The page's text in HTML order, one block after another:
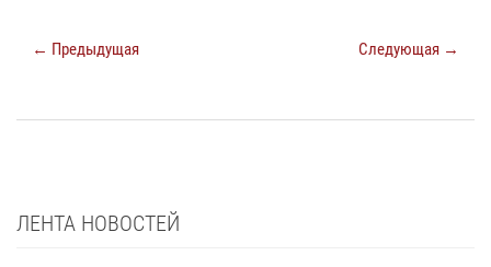
← Предыдущая Следующая →
ЛЕНТА НОВОСТЕЙ